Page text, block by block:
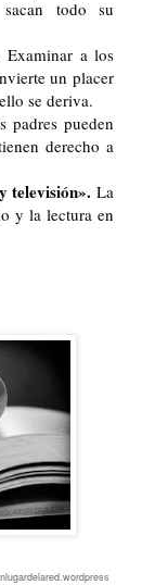
todo su
Examinar a los
un placer
se deriva.
padres pueden
derecho a
televisión». La
y la lectura en